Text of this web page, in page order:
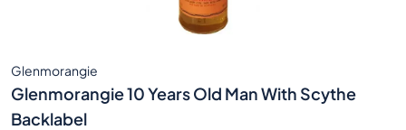
Glenmorangie
Glenmorangie 10 Years Old Man With Scythe
Backlabel